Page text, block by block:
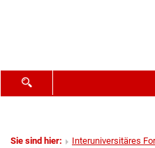
SUCHFORMULAR ÖFFNEN
Sie sind hier:
Interuniversitäres